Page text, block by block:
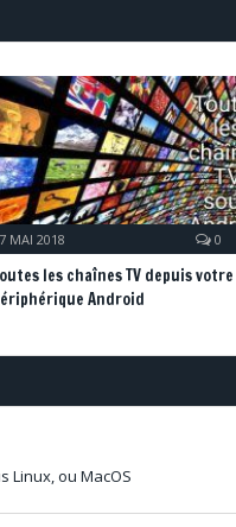
MAI 2018 0
les chaînes TV depuis votre
Android
Linux, ou MacOS